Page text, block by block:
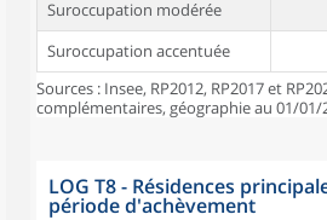
Suroccupation modérée
Suroccupation accentuée
Sources : Insee, RP2012, RP2017 et
complémentaires, géographie au 01/01/
LOG T8 - Résidences
période d'achèvement